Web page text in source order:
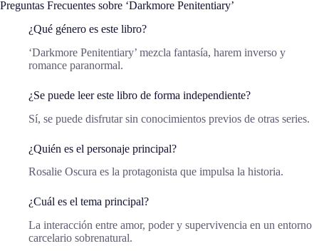
Preguntas Frecuentes sobre ‘Darkmore Penitentiary’
¿Qué género es este libro?
‘Darkmore Penitentiary’ mezcla fantasía, harem inverso y
romance paranormal.
¿Se puede leer este libro de forma independiente?
Sí, se puede disfrutar sin conocimientos previos de otras series.
¿Quién es el personaje principal?
Rosalie Oscura es la protagonista que impulsa la historia.
¿Cuál es el tema principal?
La interacción entre amor, poder y supervivencia en un entorno
carcelario sobrenatural.